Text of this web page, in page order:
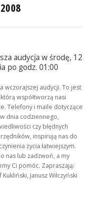
audycja w środę, 12
po godz. 01:00
wczorajszej audycji. To jest
współtworzą nasi
Telefony i maile dotyczące
dnia codziennego,
czy błędnych
inspirują nas do
życia łatwiejszym.
nas lub zadzwoń, a my
Ci pomóc. Zapraszają:
Kukliński, Janusz Wilczyński